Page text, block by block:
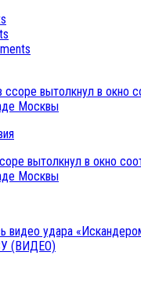
вытолкнул в окно
Москвы